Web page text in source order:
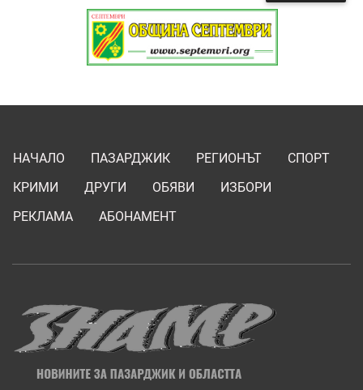
НАЧАЛО ПАЗАРДЖИК РЕГИОНЪТ
СПОРТ
КРИМИ
ДРУГИ ОБЯВИ
ИЗБОРИ
РЕКЛАМА
АБОНАМЕНТ